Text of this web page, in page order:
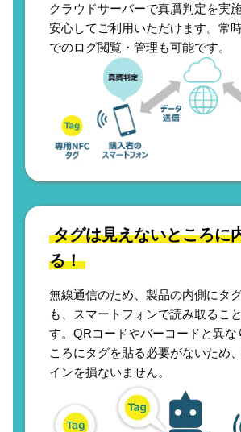
クラウドサーバーで真贋判定を実
安心してご利用いただけます。常
でのログ閲覧・管理も可能です。
タグは見えないところに
る！
無線通信のため、製品の内側にタ
も、スマートフォンで読み取るこ
す。QRコードやバーコードと異な
ころにタグを貼る必要がないため
インを損ないません。